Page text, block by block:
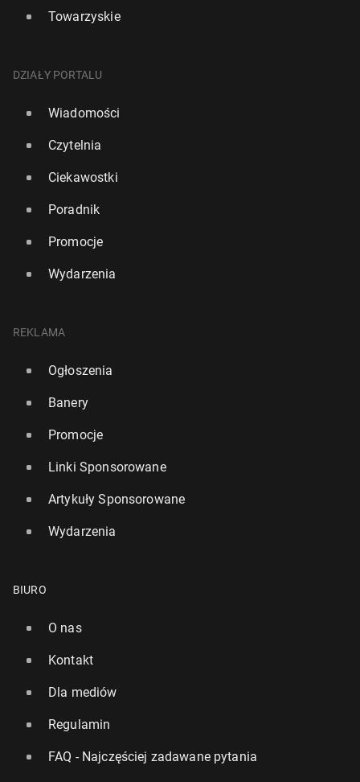
Towarzyskie
DZIAŁY PORTALU
Wiadomości
Czytelnia
Ciekawostki
Poradnik
Promocje
Wydarzenia
REKLAMA
Ogłoszenia
Banery
Promocje
Linki Sponsorowane
Artykuły Sponsorowane
Wydarzenia
BIURO
O nas
Kontakt
Dla mediów
Regulamin
FAQ - Najczęściej zadawane pytania